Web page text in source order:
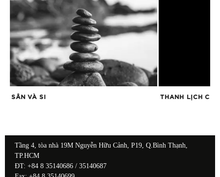
SÂN VÀ SI THANH LỊCH CHỈ
Tầng 4, tòa nhà 19M Nguyễn Hữu Cảnh, P19, Q.Bình Thạnh,
TP.HCM
ĐT: +84 8 35140686 / 35140687